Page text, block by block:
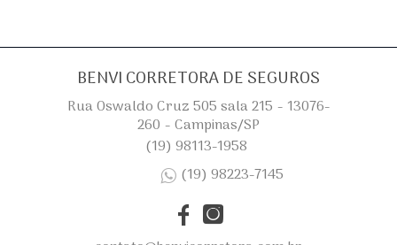
BENVI CORRETORA DE SEGUROS
Rua Oswaldo Cruz 505 sala 215 - 13076-
260 - Campinas/SP
(19) 98113-1958
(19) 98223-7145